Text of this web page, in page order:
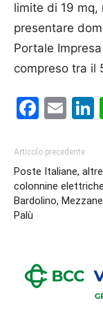
limite di 19 mq,
presentare
Portale
compreso tra il
Articolo precedente
Poste Italiane,
colonnine
Bardolino,
Palù